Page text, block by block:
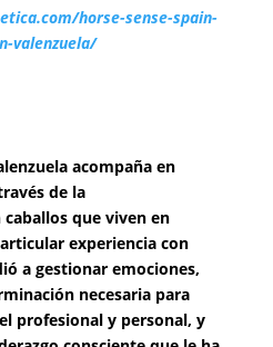
horse-sense-spain-
valenzuela/
acompaña en
de la
que viven en
experiencia con
a gestionar emociones,
necesaria para
profesional y personal, y